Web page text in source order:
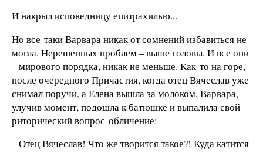
И накрыл исповедницу епитрахилью...
Но все-таки Варвара никак от сомнений избавиться не
могла. Нерешенных проблем – выше головы. И все они
– мирового порядка, никак не меньше. Как-то на горе,
после очередного Причастия, когда отец Вячеслав уже
снимал поручи, а Елена вышла за молоком, Варвара,
улучив момент, подошла к батюшке и выпалила свой
риторический вопрос-обличение:
– Отец Вячеслав! Что же творится такое?! Куда катится